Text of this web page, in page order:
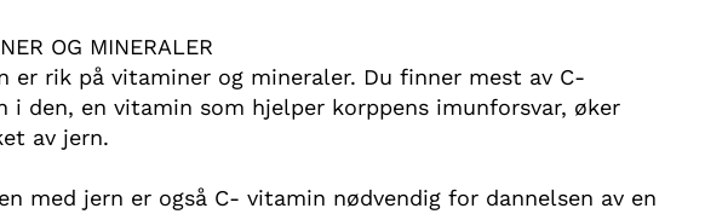
OG MINERALER
er rik på vitaminer og mineraler. Du finner mest av C-
i den, en vitamin som hjelper korppens imunforsvar, øker
av jern.
med jern er også C- vitamin nødvendig for dannelsen av en